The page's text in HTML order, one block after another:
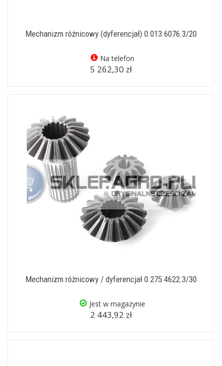
Mechanizm różnicowy (dyferencjał) 0.013.6076.3/20
Na telefon
5 262,30 zł
Mechanizm różnicowy / dyferencjał 0.275.4622.3/30
Jest w magazynie
2 443,92 zł